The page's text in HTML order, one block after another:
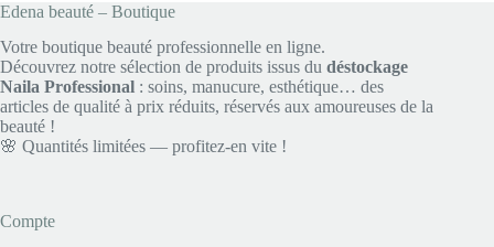
Edena beauté – Boutique
Votre boutique beauté professionnelle en ligne.
Découvrez notre sélection de produits issus du déstockage
Naila Professional : soins, manucure, esthétique… des
articles de qualité à prix réduits, réservés aux amoureuses de la
beauté !
🌸 Quantités limitées — profitez-en vite !
Compte